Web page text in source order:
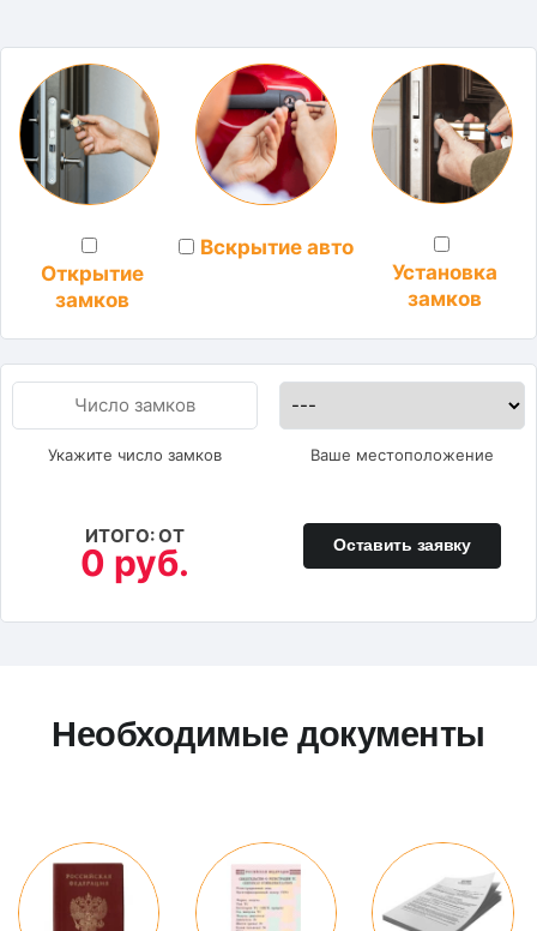
Открытие
замков
Вскрытие авто
Установка
замков
Укажите число замков Ваше местоположение
ИТОГО: ОТ
0 руб. Оставить заявку
Необходимые документы